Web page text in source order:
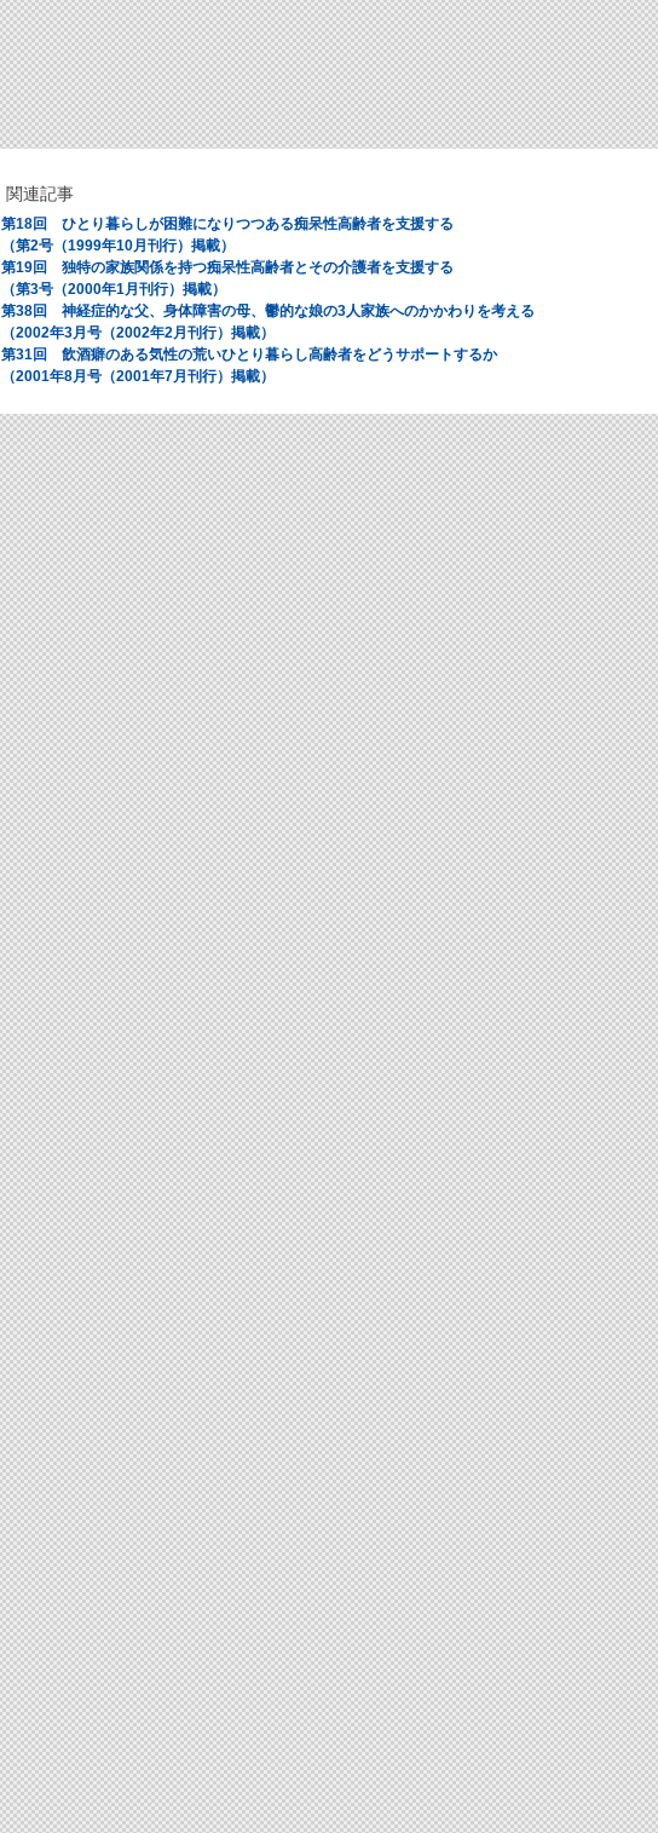
関連記事
第18回 ひとり暮らしが困難になりつつある痴呆性高齢者を支援する
（第2号（1999年10月刊行）掲載）
第19回 独特の家族関係を持つ痴呆性高齢者とその介護者を支援する
（第3号（2000年1月刊行）掲載）
第38回 神経症的な父、身体障害の母、鬱的な娘の3人家族へのかかわりを考える
（2002年3月号（2002年2月刊行）掲載）
第31回 飲酒癖のある気性の荒いひとり暮らし高齢者をどうサポートするか
（2001年8月号（2001年7月刊行）掲載）